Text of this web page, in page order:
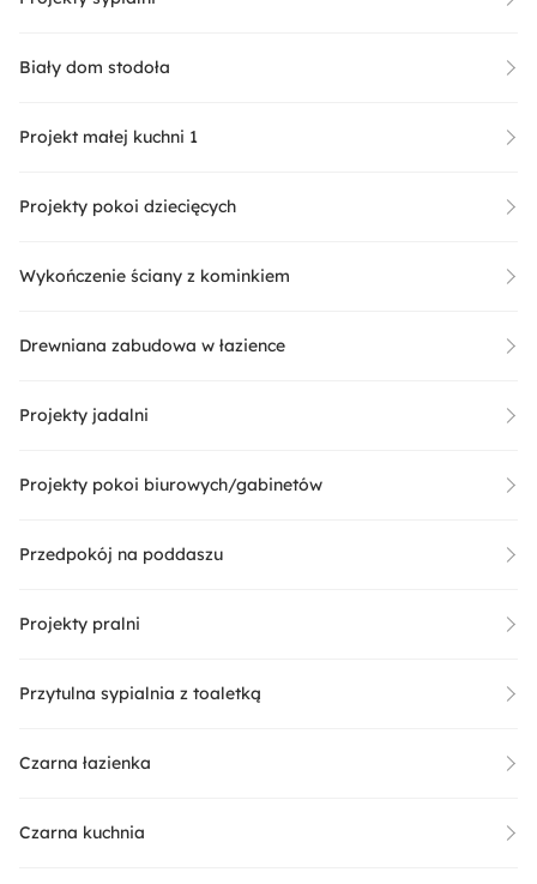
Biały dom stodoła
Projekt małej kuchni 1
Projekty pokoi dziecięcych
Wykończenie ściany z kominkiem
Drewniana zabudowa w łazience
Projekty jadalni
Projekty pokoi biurowych/gabinetów
Przedpokój na poddaszu
Projekty pralni
Przytulna sypialnia z toaletką
Czarna łazienka
Czarna kuchnia